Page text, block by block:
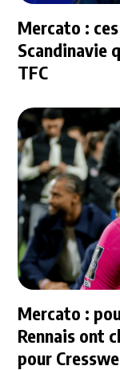
Mercato :
Scandinavie
TFC
Mercato :
Rennais ont
pour